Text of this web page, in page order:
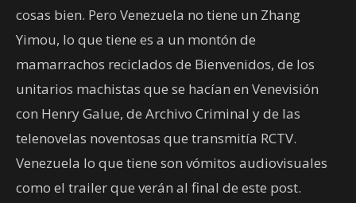
cosas bien. Pero Venezuela no tiene un Zhang
Yimou, lo que tiene es a un montón de
mamarrachos reciclados de Bienvenidos, de los
unitarios machistas que se hacían en Venevisión
con Henry Galue, de Archivo Criminal y de las
telenovelas noventosas que transmitía RCTV.
Venezuela lo que tiene son vómitos audiovisuales
como el trailer que verán al final de este post.